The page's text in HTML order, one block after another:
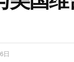
日